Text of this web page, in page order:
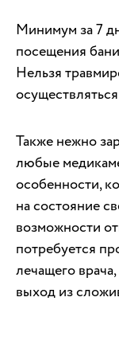
Минимум за 7
посещения
Нельзя
Также нежно
любые
особенности,
на состояние
возможности
потребуется
лечащего
выход из